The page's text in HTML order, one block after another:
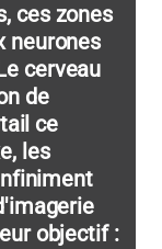
ces zones
neurones
cerveau
de
ce
les
objectif :